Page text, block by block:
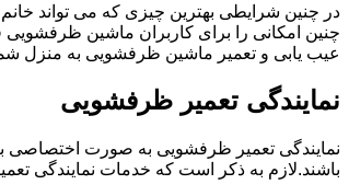
در چنین شرایطی بهترین چیزی که می تواند
چنین امکانی را برای کاربران ماشین
عیب یابی و تعمیر ماشین ظرفشویی به منزل
نمایندگی تعمیر ظرفشویی
نمایندگی تعمیر ظرفشویی به صورت اختصاصی
باشند.لازم به ذکر است که خدمات نمایندگی